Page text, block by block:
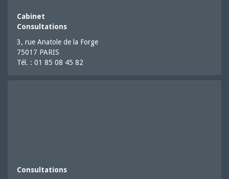
Cabinet
Consultations
3, rue Anatole de la Forge
75017 PARIS
Tél. : 01 85 08 45 82
Consultations